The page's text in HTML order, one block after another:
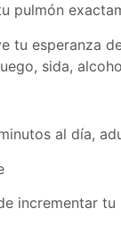
pulmón
tu esperanza
sida,
al día,
incrementar tu